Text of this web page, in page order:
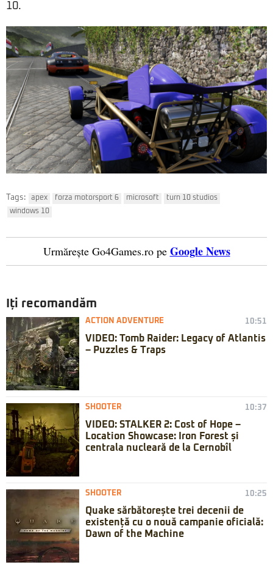
10.
Tags: apex forza motorsport 6 microsoft
turn 10 studios
windows 10
Urmărește Go4Games.ro pe Google News
Iți recomandăm
ACTION ADVENTURE 10:51
VIDEO: Tomb Raider: Legacy of Atlantis
– Puzzles & Traps
SHOOTER 10:37
VIDEO: STALKER 2: Cost of Hope –
Location Showcase: Iron Forest și
centrala nucleară de la Cernobîl
SHOOTER 10:25
Quake sărbătorește trei decenii de
existență cu o nouă campanie oficială:
Dawn of the Machine